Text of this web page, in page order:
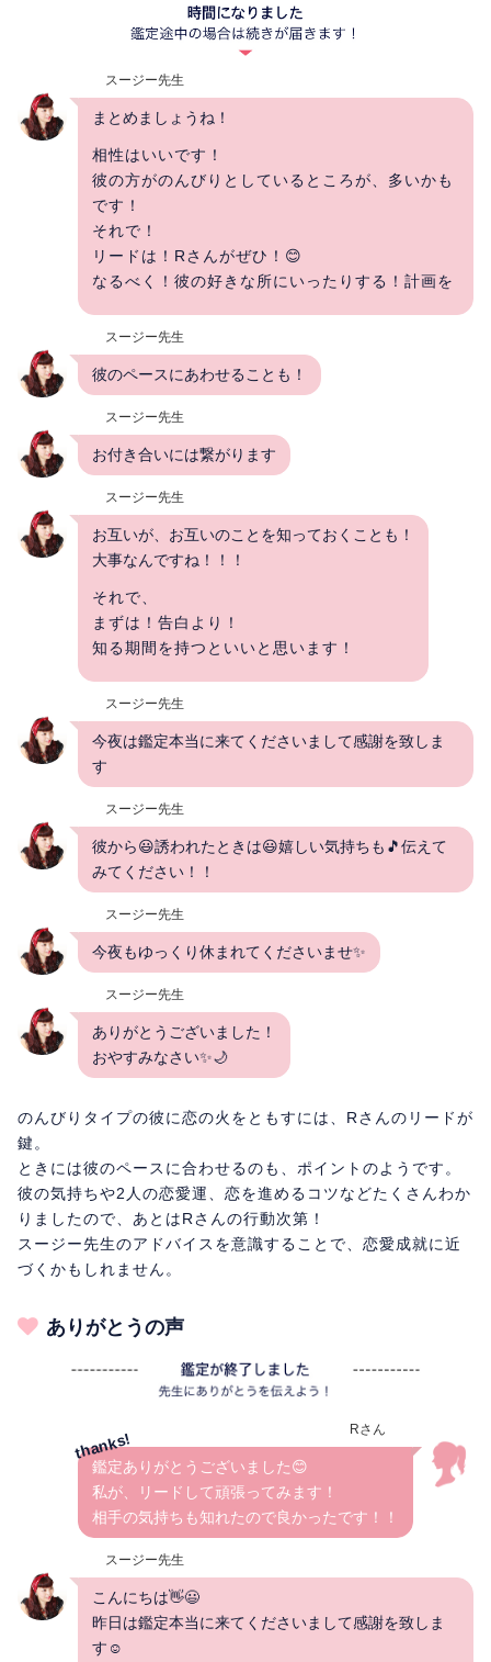
スージー先生
まとめましょうね！
相性はいいです！
彼の方がのんびりとしているところが、多いかも
です！
それで！
リードは！Rさんがぜひ！😊
なるべく！彼の好きな所にいったりする！計画を
スージー先生
彼のペースにあわせることも！
スージー先生
お付き合いには繋がります
スージー先生
お互いが、お互いのことを知っておくことも！
大事なんですね！！！
それで、
まずは！告白より！
知る期間を持つといいと思います！
スージー先生
今夜は鑑定本当に来てくださいまして感謝を致しま
す
スージー先生
彼から😃誘われたときは😃嬉しい気持ちも🎵伝えて
みてください！！
スージー先生
今夜もゆっくり休まれてくださいませ✨
スージー先生
ありがとうございました！
おやすみなさい✨🌙
のんびりタイプの彼に恋の火をともすには、Rさんのリードが
鍵。
ときには彼のペースに合わせるのも、ポイントのようです。
彼の気持ちや2人の恋愛運、恋を進めるコツなどたくさんわか
りましたので、あとはRさんの行動次第！
スージー先生のアドバイスを意識することで、恋愛成就に近
づくかもしれません。
ありがとうの声
Rさん
鑑定ありがとうございました😊
私が、リードして頑張ってみます！
相手の気持ちも知れたので良かったです！！
スージー先生
こんにちは👋😃
昨日は鑑定本当に来てくださいまして感謝を致しま
す☺